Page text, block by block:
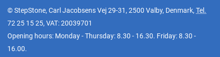
© StepStone, Carl Jacobsens Vej 29-31, 2500 Valby, Denmark, Tel.
72 25 15 25, VAT: 20039701
Opening hours: Monday - Thursday: 8.30 - 16.30. Friday: 8.30 -
16.00.